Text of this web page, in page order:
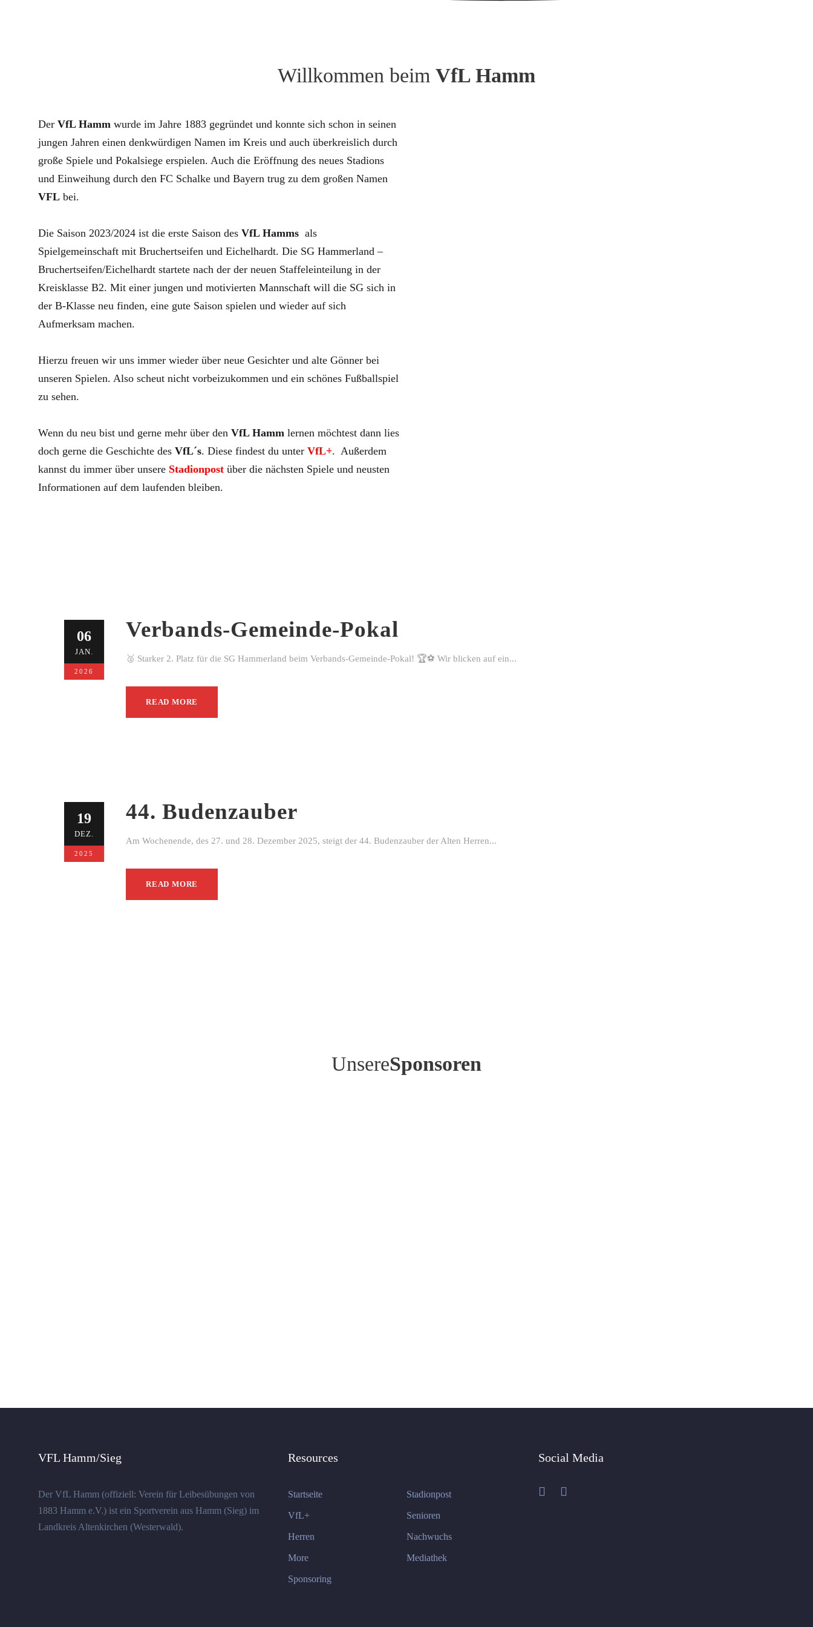
Willkommen beim VfL Hamm
Der VfL Hamm wurde im Jahre 1883 gegründet und konnte sich schon in seinen
jungen Jahren einen denkwürdigen Namen im Kreis und auch überkreislich durch
große Spiele und Pokalsiege erspielen. Auch die Eröffnung des neues Stadions
und Einweihung durch den FC Schalke und Bayern trug zu dem großen Namen
VFL bei.
Die Saison 2023/2024 ist die erste Saison des VfL Hamms als
Spielgemeinschaft mit Bruchertseifen und Eichelhardt. Die SG Hammerland –
Bruchertseifen/Eichelhardt startete nach der der neuen Staffeleinteilung in der
Kreisklasse B2. Mit einer jungen und motivierten Mannschaft will die SG sich in
der B-Klasse neu finden, eine gute Saison spielen und wieder auf sich
Aufmerksam machen.
Hierzu freuen wir uns immer wieder über neue Gesichter und alte Gönner bei
unseren Spielen. Also scheut nicht vorbeizukommen und ein schönes Fußballspiel
zu sehen.
Wenn du neu bist und gerne mehr über den VfL Hamm lernen möchtest dann lies
doch gerne die Geschichte des VfL´s. Diese findest du unter VfL+. Außerdem
kannst du immer über unsere Stadionpost über die nächsten Spiele und neusten
Informationen auf dem laufenden bleiben.
06
JAN.
2026
Verbands-Gemeinde-Pokal
🥈 Starker 2. Platz für die SG Hammerland beim Verbands-Gemeinde-Pokal! 🏆⚽ Wir blicken auf ein...
READ MORE
19
DEZ.
2025
44. Budenzauber
Am Wochenende, des 27. und 28. Dezember 2025, steigt der 44. Budenzauber der Alten Herren...
READ MORE
UnsereSponsoren
VFL Hamm/Sieg
Der VfL Hamm (offiziell: Verein für Leibesübungen von
1883 Hamm e.V.) ist ein Sportverein aus Hamm (Sieg) im
Landkreis Altenkirchen (Westerwald).
Resources
Startseite Stadionpost
VfL+ Senioren
Herren Nachwuchs
More Mediathek
Sponsoring
Social Media